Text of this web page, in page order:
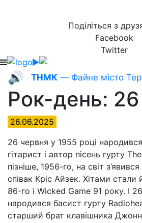
Поділіться з
Facebook
Twitter
🔊 ТНМК — Файне місто
Рок-день:
26.06.2025
26 червня у 1955 році
гітарист і автор пісень гурту
пізніше, 1956-го, на світ
співак Кріс Айзек. Хітами стали
86-го і Wicked Game 91 року. І
народився басист гурту
старший брат клавішника